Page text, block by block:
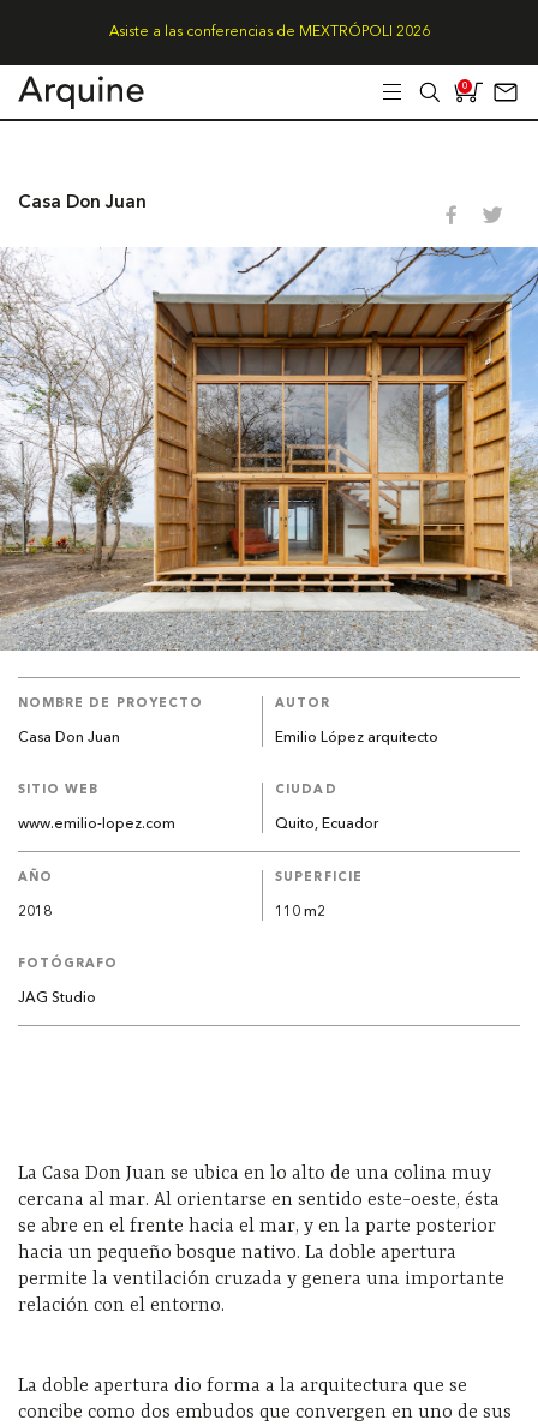
Asiste a las conferencias de MEXTRÓPOLI 2026
0
Casa Don Juan
NOMBRE DE PROYECTO
Casa Don Juan
AUTOR
Emilio López arquitecto
SITIO WEB
www.emilio-lopez.com
CIUDAD
Quito, Ecuador
AÑO
2018
SUPERFICIE
110 m2
FOTÓGRAFO
JAG Studio
La Casa Don Juan se ubica en lo alto de una colina muy
cercana al mar. Al orientarse en sentido este-oeste, ésta
se abre en el frente hacia el mar, y en la parte posterior
hacia un pequeño bosque nativo. La doble apertura
permite la ventilación cruzada y genera una importante
relación con el entorno.
La doble apertura dio forma a la arquitectura que se
concibe como dos embudos que convergen en uno de sus